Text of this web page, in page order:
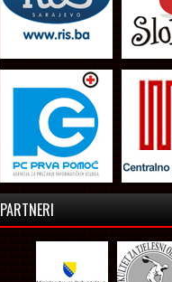
PARTNERI